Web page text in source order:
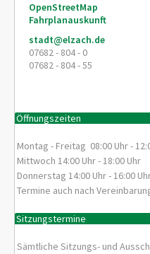
OpenStreetMap
Fahrplanauskunft
stadt@elzach.de
07682 - 804 - 0
07682 - 804 - 55
Öffnungszeiten
Montag - Freitag 08:00 Uhr -
Mittwoch 14:00 Uhr - 18:00 Uhr
Donnerstag 14:00 Uhr - 16:00
Termine auch nach
Sitzungstermine
Sämtliche Sitzungs- und